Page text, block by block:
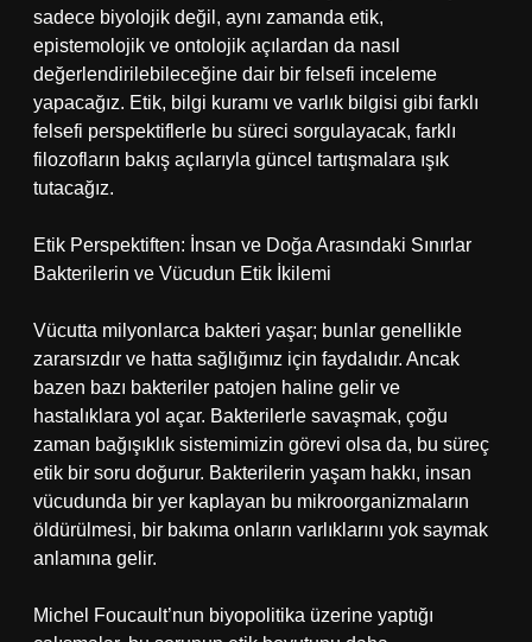
sadece biyolojik değil, aynı zamanda etik,
epistemolojik ve ontolojik açılardan da nasıl
değerlendirilebileceğine dair bir felsefi inceleme
yapacağız. Etik, bilgi kuramı ve varlık bilgisi gibi farklı
felsefi perspektiflerle bu süreci sorgulayacak, farklı
filozofların bakış açılarıyla güncel tartışmalara ışık
tutacağız.
Etik Perspektiften: İnsan ve Doğa Arasındaki Sınırlar
Bakterilerin ve Vücudun Etik İkilemi
Vücutta milyonlarca bakteri yaşar; bunlar genellikle
zararsızdır ve hatta sağlığımız için faydalıdır. Ancak
bazen bazı bakteriler patojen haline gelir ve
hastalıklara yol açar. Bakterilerle savaşmak, çoğu
zaman bağışıklık sistemimizin görevi olsa da, bu süreç
etik bir soru doğurur. Bakterilerin yaşam hakkı, insan
vücudunda bir yer kaplayan bu mikroorganizmaların
öldürülmesi, bir bakıma onların varlıklarını yok saymak
anlamına gelir.
Michel Foucault’nun biyopolitika üzerine yaptığı